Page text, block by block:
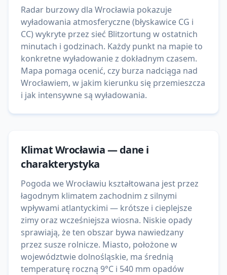
Radar burzowy dla Wrocławia pokazuje
wyładowania atmosferyczne (błyskawice CG i
CC) wykryte przez sieć Blitzortung w ostatnich
minutach i godzinach. Każdy punkt na mapie to
konkretne wyładowanie z dokładnym czasem.
Mapa pomaga ocenić, czy burza nadciąga nad
Wrocławiem, w jakim kierunku się przemieszcza
i jak intensywne są wyładowania.
KlimatWrocławia— dane i
charakterystyka
Pogoda we Wrocławiu kształtowana jest przez
łagodnym klimatem zachodnim z silnymi
wpływami atlantyckimi — krótsze i cieplejsze
zimy oraz wcześniejsza wiosna. Niskie opady
sprawiają, że ten obszar bywa nawiedzany
przez susze rolnicze. Miasto, położone w
województwie dolnośląskie, ma średnią
temperaturę roczną 9°C i 540 mm opadów